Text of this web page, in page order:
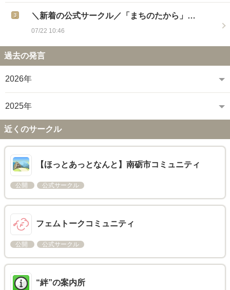
＼新着の公式サークル／「まちのたから」…
07/22 10:46
過去の発言
2026年
2025年
近くのサークル
【ほっとあっとなんと】南砺市コミュニティ
公開 公式サークル
フェムトークコミュニティ
公開 公式サークル
“絆”の案内所